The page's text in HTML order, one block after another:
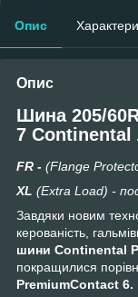
Опис
Опис
Шина 205/
7 Continental
FR - (Flange
XL (Extra Load) -
Завдяки новим
керованість,
шини Continental
покращилися
PremiumContact 6.